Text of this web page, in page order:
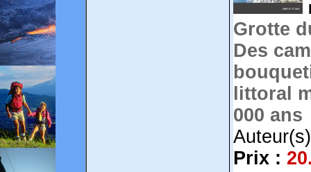
Grotte
Des
littoral
000 ans
Prix :